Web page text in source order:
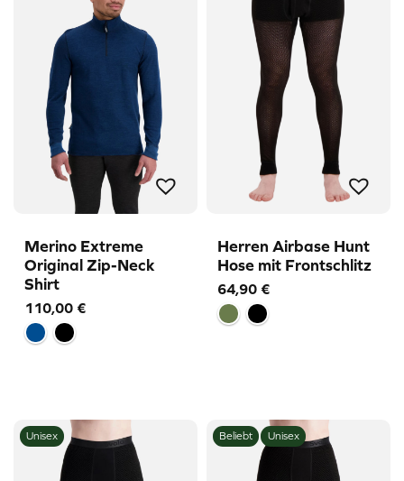
Merino Extreme
Original Zip-Neck
Shirt
110,00 €
Herren Airbase Hunt
Hose mit Frontschlitz
64,90 €
Unisex Beliebt Unisex